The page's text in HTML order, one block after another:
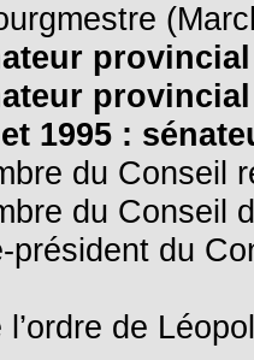
1995 :
du Conseil
du Conseil
président du
de